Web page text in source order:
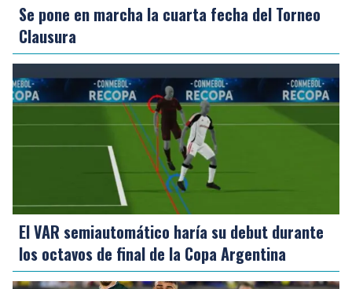
Se pone en marcha la cuarta fecha del Torneo
Clausura
El VAR semiautomático haría su debut durante
los octavos de final de la Copa Argentina